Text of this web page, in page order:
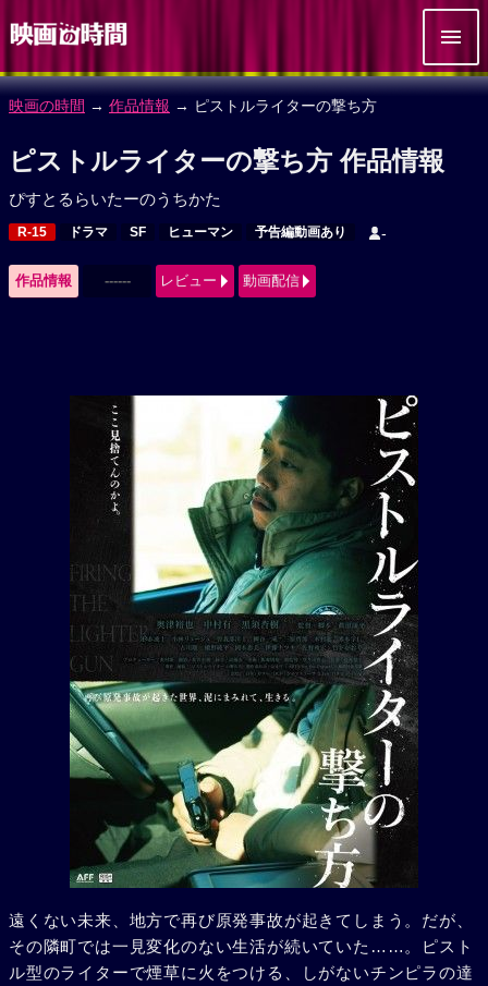
映画の時間 → 作品情報 → ピストルライターの撃ち方
ピストルライターの撃ち方 作品情報
ぴすとるらいたーのうちかた
R-15 ドラマ SF ヒューマン 予告編動画あり -
作品情報 ------ レビュー 動画配信
遠くない未来、地方で再び原発事故が起きてしまう。だが、
その隣町では一見変化のない生活が続いていた……。ピスト
ル型のライターで煙草に火をつける、しがないチンピラの達